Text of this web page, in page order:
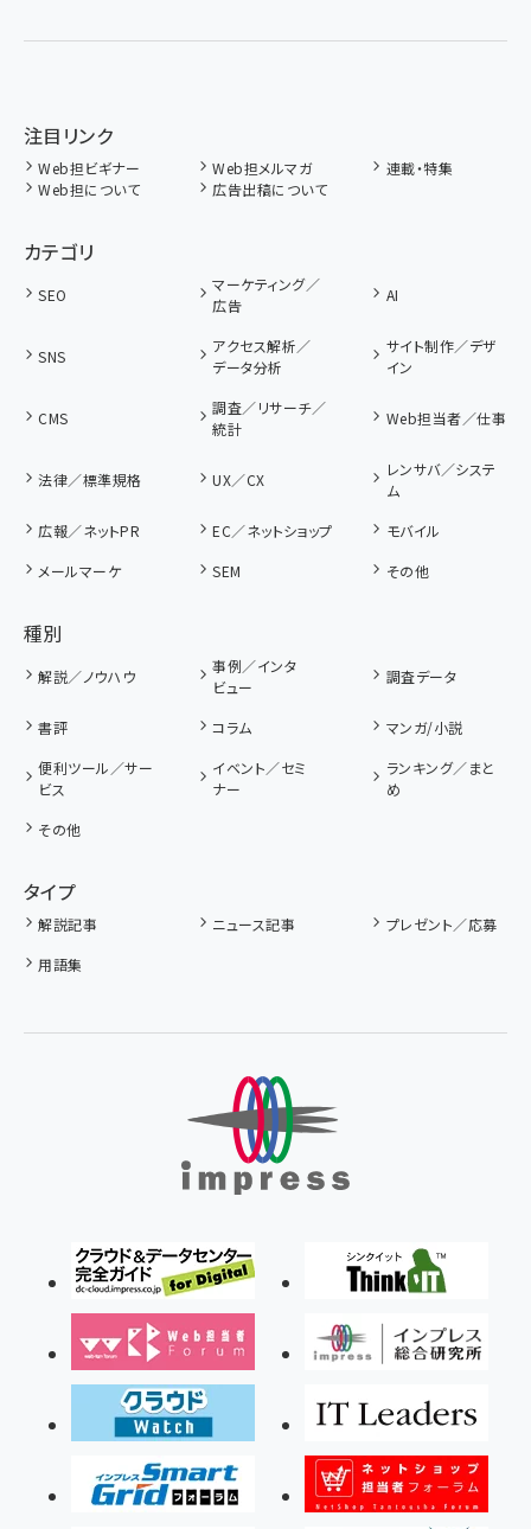
注目リンク
Web担ビギナー Web担メルマガ
連載・特集
Web担について
広告出稿について
カテゴリ
SEO
マーケティング／
広告
AI
SNS
アクセス解析／
データ分析
サイト制作／デザ
イン
CMS
調査／リサーチ／
統計
Web担当者／仕事
法律／標準規格 UX／CX
レンサバ／システ
ム
広報／ネットPR
EC／ネットショップ
モバイル
メールマーケ
SEM その他
種別
解説／ノウハウ
事例／インタ
ビュー
調査データ
書評 コラム
マンガ/小説
便利ツール／サー
ビス
イベント／セミ
ナー
ランキング／まと
め
その他
タイプ
解説記事 ニュース記事
プレゼント／応募
用語集